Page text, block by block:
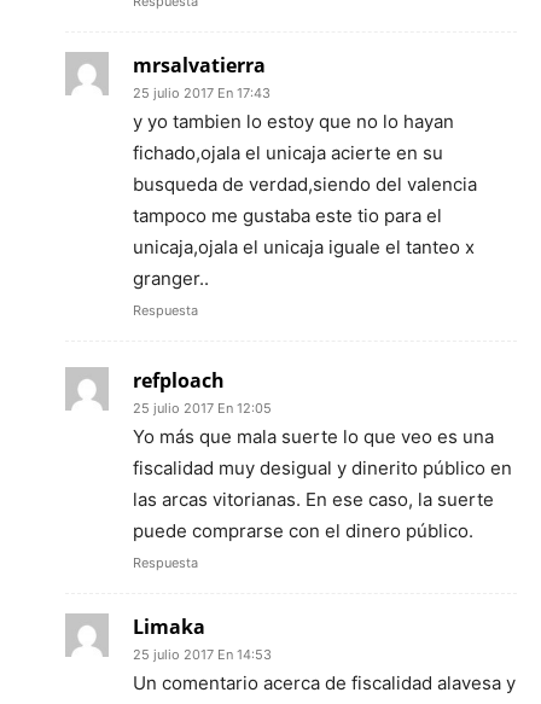
mrsalvatierra
25 julio 2017 En 17:43
y yo tambien lo estoy que no lo hayan
fichado,ojala el unicaja acierte en su
busqueda de verdad,siendo del valencia
tampoco me gustaba este tio para el
unicaja,ojala el unicaja iguale el tanteo x
granger..
Respuesta
refploach
25 julio 2017 En 12:05
Yo más que mala suerte lo que veo es una
fiscalidad muy desigual y dinerito público en
las arcas vitorianas. En ese caso, la suerte
puede comprarse con el dinero público.
Respuesta
Limaka
25 julio 2017 En 14:53
Un comentario acerca de fiscalidad alavesa y